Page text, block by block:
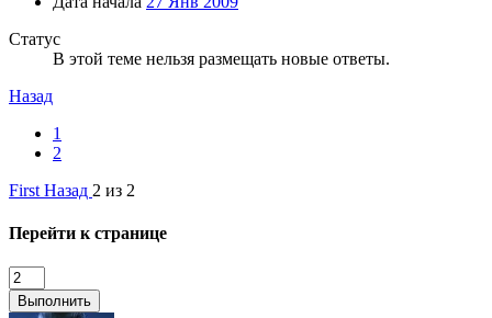
Статус
В этой теме нельзя размещать новые ответы.
Назад
1
2
First Назад 2 из 2
Перейти к странице
Выполнить